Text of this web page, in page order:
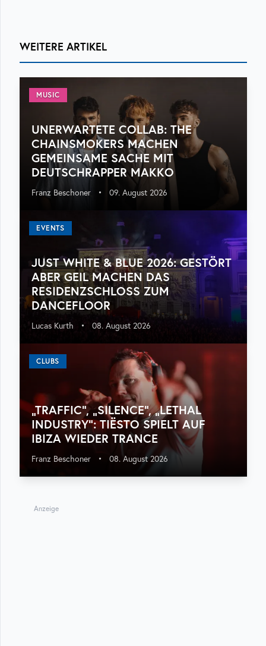
WEITERE ARTIKEL
MUSIC
UNERWARTETE COLLAB: THE
CHAINSMOKERS MACHEN
GEMEINSAME SACHE MIT
DEUTSCHRAPPER MAKKO
Franz Beschoner • 09. August 2026
EVENTS
JUST WHITE & BLUE 2026: GESTÖRT
ABER GEIL MACHEN DAS
RESIDENZSCHLOSS ZUM
DANCEFLOOR
Lucas Kurth • 08. August 2026
CLUBS
„TRAFFIC“, „SILENCE“, „LETHAL
INDUSTRY“: TIËSTO SPIELT AUF
IBIZA WIEDER TRANCE
Franz Beschoner • 08. August 2026
Anzeige